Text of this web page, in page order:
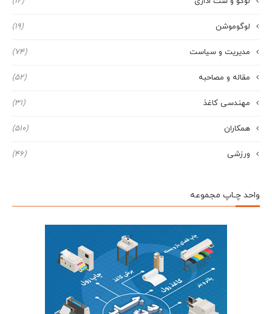
لوگوموشن (19)
مدیریت و سیاست (74)
مقاله و مصاحبه (52)
مهندسی کاغذ (31)
همکاران (510)
ورزشی (46)
واحد چـاپ مجموعه